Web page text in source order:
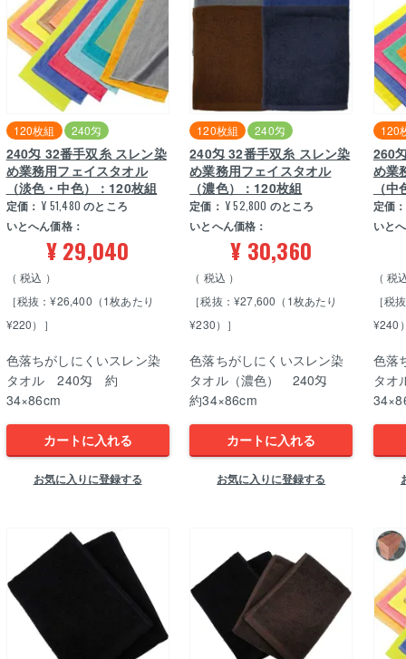
120枚組 240匁
240匁 32番手双糸 スレン染
め業務用フェイスタオル
（淡色・中色）：120枚組
定価： ¥ 51,480 のところ
いとへん価格：
¥29,040
税込
［税抜：¥26,400（1枚あたり
¥220）］
色落ちがしにくいスレン染
タオル 240匁 約
34×86cm
カートに入れる
お気に入りに登録する
120枚組 240匁
240匁 32番手双糸 スレン染
め業務用フェイスタオル
（濃色）：120枚組
定価： ¥ 52,800 のところ
いとへん価格：
¥ 30,360
税込
［税抜：¥27,600（1枚あたり
¥230）］
色落ちがしにくいスレン染
タオル（濃色） 240匁
約34×86cm
カートに入れる
お気に入りに登録する
120
260
め業
（
定価：
いと
税
［税
¥240
色落
タ